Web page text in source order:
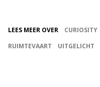
LEES MEER OVER CURIOSITY
RUIMTEVAART
UITGELICHT